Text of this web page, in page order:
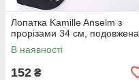
Лопатка Kamille Anselm з
прорізами 34 см, подовжена
В наявності
152 ₴